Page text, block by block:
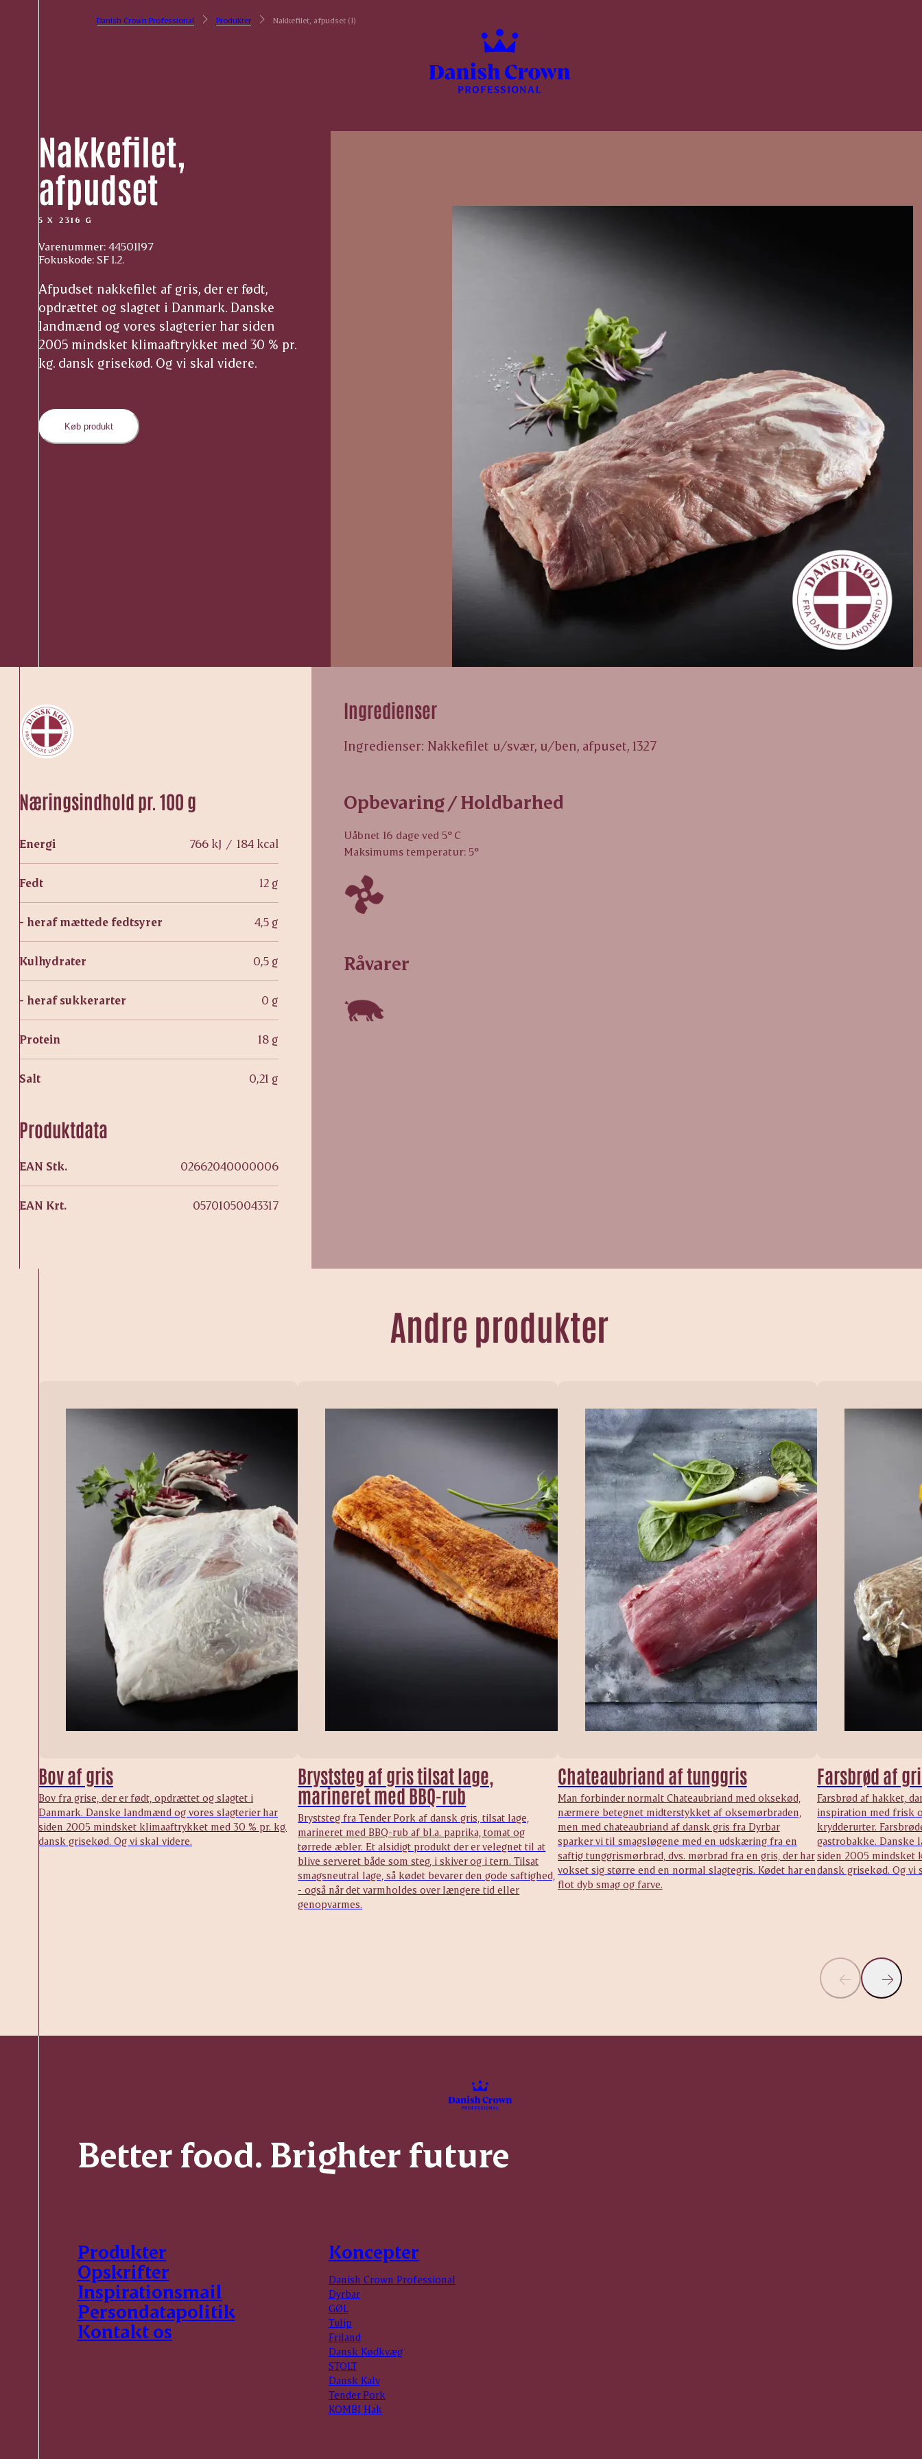
Danish Crown Professional Produkter Nakkefilet, afpudset (1)
Nakkefilet,
afpudset
5 X 2316 G
Varenummer: 44501197
Fokuskode: SF 1.2.
Afpudset nakkefilet af gris, der er født,
opdrættet og slagtet i Danmark. Danske
landmænd og vores slagterier har siden
2005 mindsket klimaaftrykket med 30 % pr.
kg. dansk grisekød. Og vi skal videre.
Køb produkt
Næringsindhold pr. 100 g
Energi 766 kJ / 184 kcal
Fedt 12 g
- heraf mættede fedtsyrer 4,5 g
Kulhydrater 0,5 g
- heraf sukkerarter 0 g
Protein 18 g
Salt 0,21 g
Produktdata
EAN Stk. 02662040000006
EAN Krt. 05701050043317
Ingredienser
Ingredienser: Nakkefilet u/svær, u/ben, afpuset, 1327
Opbevaring / Holdbarhed
Uåbnet 16 dage ved 5° C
Maksimums temperatur: 5°
Råvarer
Andre produkter
Bov af gris
Bov fra grise, der er født, opdrættet og slagtet i
Danmark. Danske landmænd og vores slagterier har
siden 2005 mindsket klimaaftrykket med 30 % pr. kg.
dansk grisekød. Og vi skal videre.
Bryststeg af gris tilsat lage,
marineret med BBQ-rub
Bryststeg fra Tender Pork af dansk gris, tilsat lage,
marineret med BBQ-rub af bl.a. paprika, tomat og
tørrede æbler. Et alsidigt produkt der er velegnet til at
blive serveret både som steg, i skiver og i tern. Tilsat
smagsneutral lage, så kødet bevarer den gode saftighed,
- også når det varmholdes over længere tid eller
genopvarmes.
Chateaubriand af tunggris
Man forbinder normalt Chateaubriand med oksekød,
nærmere betegnet midterstykket af oksemørbraden,
men med chateaubriand af dansk gris fra Dyrbar
sparker vi til smagsløgene med en udskæring fra en
saftig tunggrismørbrad, dvs. mørbrad fra en gris, der har
vokset sig større end en normal slagtegris. Kødet har en
flot dyb smag og farve.
Farsbrød af
Farsbrød af hakket,
inspiration med frisk
krydderurter.
gastrobakke. Danske
siden 2005 mindsket
dansk grisekød. Og vi
Better food. Brighter future
Koncepter
Danish Crown Professional
Dyrbar
GØL
Tulip
Friland
Dansk Kødkvæg
STOLT
Dansk Kalv
Tender Pork
KOMBI Hak
Produkter
Opskrifter
Inspirationsmail
Persondatapolitik
Kontakt os